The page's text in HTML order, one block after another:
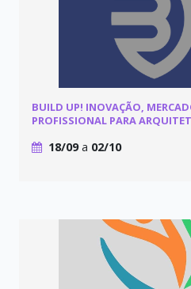
BUILD UP! INOVAÇÃO,
PROFISSIONAL PARA
18/09a 02/10